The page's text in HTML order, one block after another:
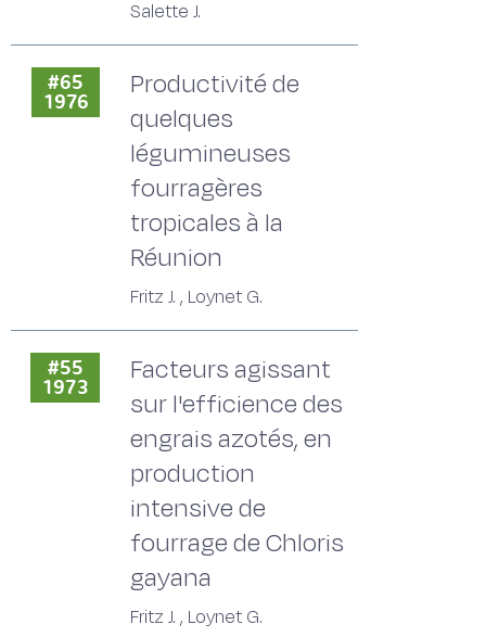
Salette J.
#65
1976
Productivité de
quelques
légumineuses
fourragères
tropicales à la
Réunion
Fritz J. , Loynet G.
#55
1973
Facteurs agissant
sur l'efficience des
engrais azotés, en
production
intensive de
fourrage de Chloris
gayana
Fritz J. , Loynet G.